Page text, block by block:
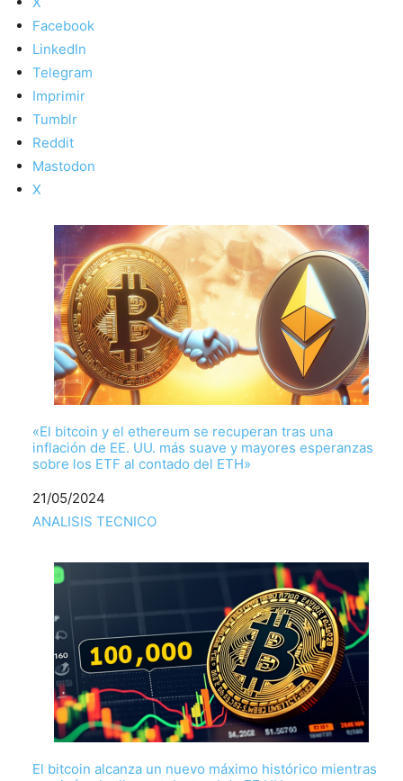
Facebook
LinkedIn
Telegram
Imprimir
Tumblr
Reddit
Mastodon
X
«El bitcoin y el ethereum se recuperan tras una
inflación de EE. UU. más suave y mayores esperanzas
sobre los ETF al contado del ETH»
Fecha
21/05/2024
Respecto a
ANALISIS TECNICO
El bitcoin alcanza un nuevo máximo histórico mientras